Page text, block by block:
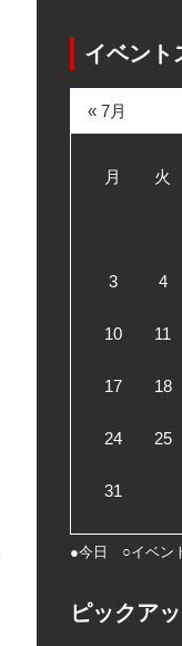
イベント
月 火
3 4
10 11
17 18
24 25
31
« 7月
●今日 ○イベン
ピックア